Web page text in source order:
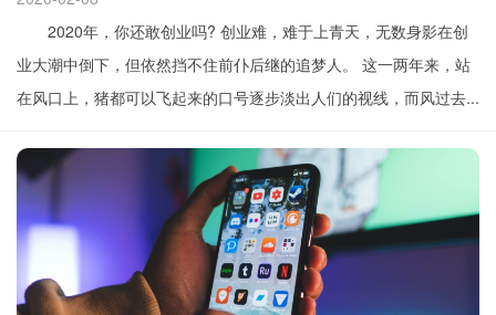
2020年，你还敢创业吗? 创业难，难于上青天，无数身影在创
业大潮中倒下，但依然挡不住前仆后继的追梦人。 这一两年来，站
在风口上，猪都可以飞起来的口号逐步淡出人们的视线，而风过去...